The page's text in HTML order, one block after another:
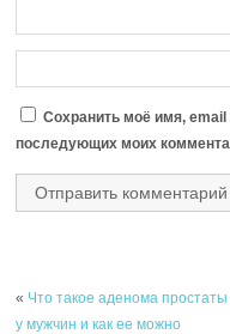
Сохранить моё имя, email
последующих моих
« Что такое аденома простаты
у мужчин и как ее можно